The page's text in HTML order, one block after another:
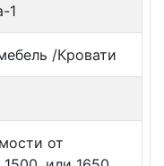
1
/Кровати
от